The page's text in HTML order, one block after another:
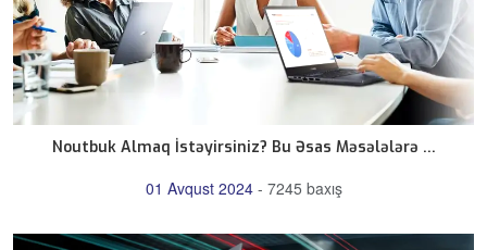
Noutbuk Almaq İstəyirsiniz? Bu Əsas Məsələlərə ...
01 Avqust 2024- 7245 baxış